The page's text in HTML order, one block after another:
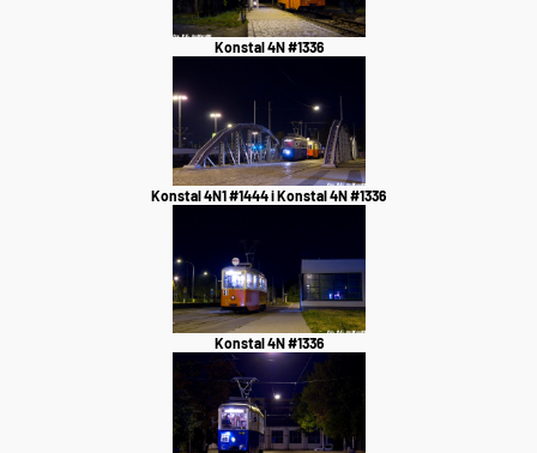
Konstal 4N #1336
Konstal 4N1 #1444 i Konstal 4N #1336
Konstal 4N #1336